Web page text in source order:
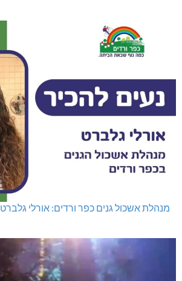
מנהלת אשכול גנים כפר ורדים: אורלי גלברט